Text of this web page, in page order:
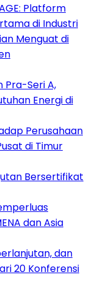
Platform
di Industri
Menguat di
Pra-Seri A,
Energi di
Perusahaan
di Timur
Bersertifikat
dan Asia
dan
20 Konferensi